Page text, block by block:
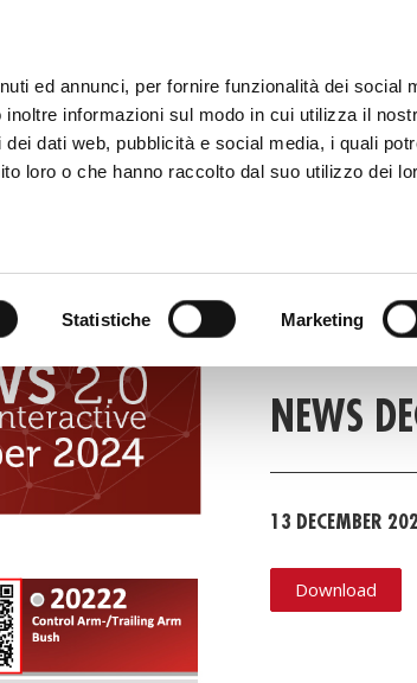
ed annunci, per fornire funzionalità dei social
informazioni sul modo in cui utilizza il
dati web, pubblicità e social media, i quali
loro o che hanno raccolto dal suo utilizzo dei
Statistiche Marketing
DIGITAL CATALOG TECALLIANCE
FAST NEWS
NEWS
13 DECEMBER
Download